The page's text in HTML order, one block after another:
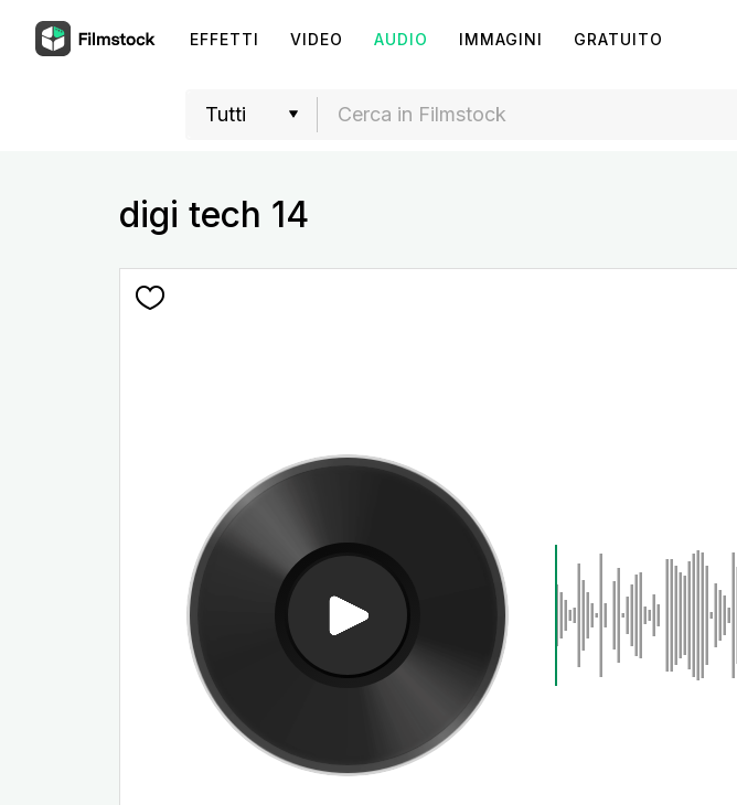
EFFETTI VIDEO AUDIO IMMAGINI GRATUITO
digi tech 14